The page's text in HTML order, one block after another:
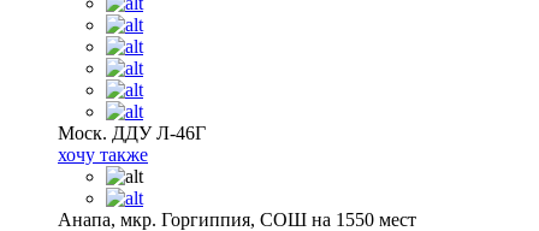
Моск. ДДУ Л-46Г
хочу также
Анапа, мкр. Горгиппия, СОШ на 1550 мест